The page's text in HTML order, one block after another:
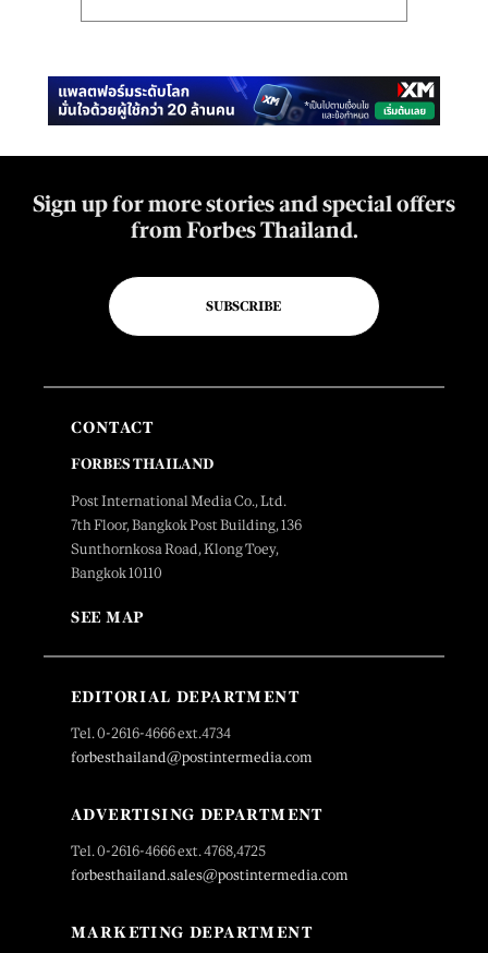
Sign up for more stories and special offers
from Forbes Thailand.
SUBSCRIBE
CONTACT
FORBES THAILAND
Post International Media Co., Ltd.
7th Floor, Bangkok Post Building, 136
Sunthornkosa Road, Klong Toey,
Bangkok 10110
SEE MAP
EDITORIAL DEPARTMENT
Tel. 0-2616-4666 ext.4734
forbesthailand@postintermedia.com
ADVERTISING DEPARTMENT
Tel. 0-2616-4666 ext. 4768,4725
forbesthailand.sales@postintermedia.com
MARKETING DEPARTMENT